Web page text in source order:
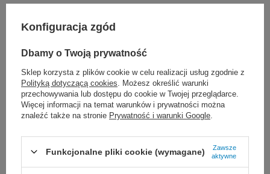
przy stomii płaskiej lub wklęsłej
Zastosowanie: stomia płaska, wklęsła,
trudna do uszczelnienia
Kolor: beżowy z okienkiem kontrolnym
Zamykanie: rzepowa zapinka plastikowa
Konfiguracja zgód
Dbamy o Twoją prywatność
Sklep korzysta z plików cookie w celu realizacji usług zgodnie z
Polityką dotyczącą cookies . Możesz określić warunki
przechowywania lub dostępu do cookie w Twojej przeglądarce.
Więcej informacji na temat warunków i prywatności można
znaleźć także na stronie Prywatność i warunki Google
Funkcjonalne pliki cookie (wymagane)
Zawsze
aktywne